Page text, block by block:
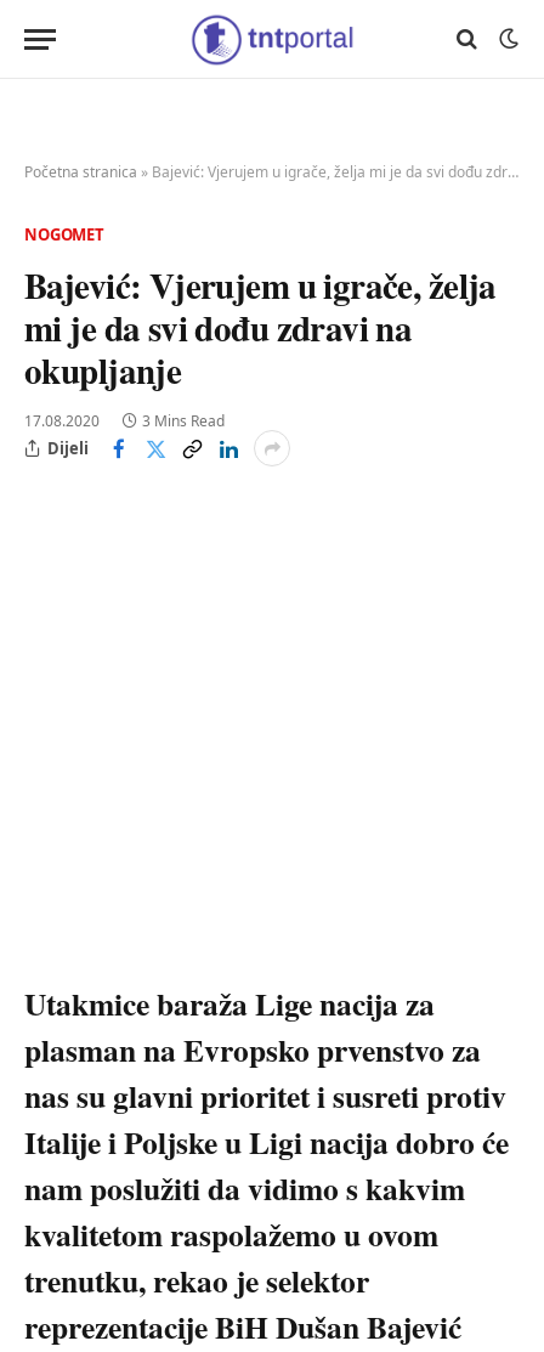
Početna stranica » Bajević: Vjerujem u igrače, želja mi je da svi dođu zdravi na okupljanje
NOGOMET
Bajević: Vjerujem u igrače, želja
mi je da svi dođu zdravi na
okupljanje
17.08.2020 3 Mins Read
Dijeli
Utakmice baraža Lige nacija za
plasman na Evropsko prvenstvo za
nas su glavni prioritet i susreti protiv
Italije i Poljske u Ligi nacija dobro će
nam poslužiti da vidimo s kakvim
kvalitetom raspolažemo u ovom
trenutku, rekao je selektor
reprezentacije BiH Dušan Bajević